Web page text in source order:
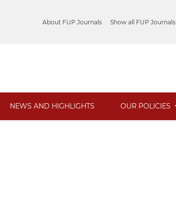
About FUP Journals Show all FUP Journals
NEWS AND HIGHLIGHTS OUR POLICIES